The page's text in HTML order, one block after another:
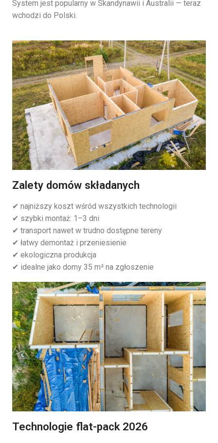
System jest popularny w Skandynawii i Australii — teraz
wchodzi do Polski.
Zalety domów składanych
✔ najniższy koszt wśród wszystkich technologii
✔ szybki montaż: 1–3 dni
✔ transport nawet w trudno dostępne tereny
✔ łatwy demontaż i przeniesienie
✔ ekologiczna produkcja
✔ idealne jako domy 35 m² na zgłoszenie
Technologie flat-pack 2026